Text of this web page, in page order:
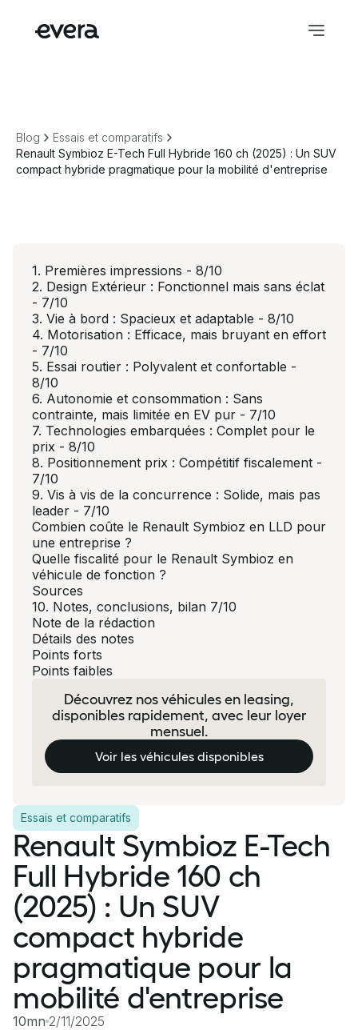
Blog
Essais et comparatifs
Renault Symbioz E-Tech Full Hybride 160 ch (2025) : Un SUV
compact hybride pragmatique pour la mobilité d'entreprise
1. Premières impressions - 8/10
2. Design Extérieur : Fonctionnel mais sans éclat
- 7/10
3. Vie à bord : Spacieux et adaptable - 8/10
4. Motorisation : Efficace, mais bruyant en effort
- 7/10
5. Essai routier : Polyvalent et confortable -
8/10
6. Autonomie et consommation : Sans
contrainte, mais limitée en EV pur - 7/10
7. Technologies embarquées : Complet pour le
prix - 8/10
8. Positionnement prix : Compétitif fiscalement -
7/10
9. Vis à vis de la concurrence : Solide, mais pas
leader - 7/10
Combien coûte le Renault Symbioz en LLD pour
une entreprise ?
Quelle fiscalité pour le Renault Symbioz en
véhicule de fonction ?
Sources
10. Notes, conclusions, bilan 7/10
Note de la rédaction
Détails des notes
Points forts
Points faibles
Découvrez nos véhicules en leasing,
disponibles rapidement, avec leur loyer
mensuel.
Voir les véhicules disponibles
Essais et comparatifs
Renault Symbioz E-Tech
Full Hybride 160 ch
(2025) : Un SUV
compact hybride
pragmatique pour la
mobilité d'entreprise
10mn 2/11/2025